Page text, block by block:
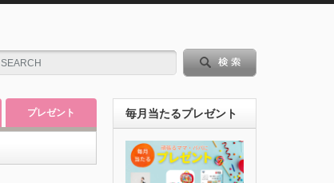
プレゼント 毎月当たるプレゼント